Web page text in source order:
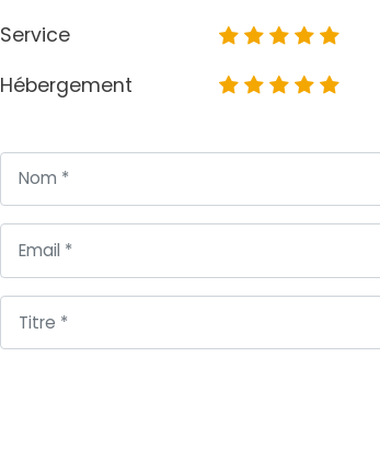
Service
Hébergement